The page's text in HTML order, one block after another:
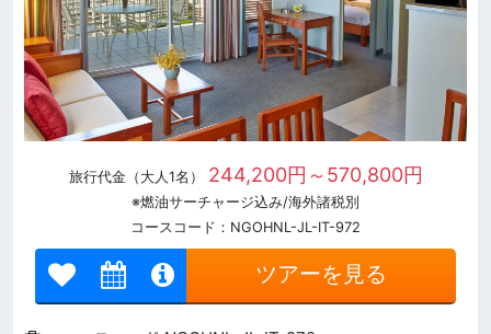
旅行代金（大人1名） 244,200円～570,800円
※燃油サーチャージ込み/海外諸税別
コースコード：NGOHNL-JL-IT-972
ツアーを見る